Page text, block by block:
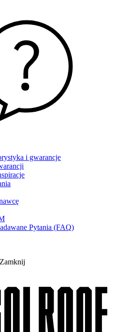
i gwarancje
Pytania (FAQ)